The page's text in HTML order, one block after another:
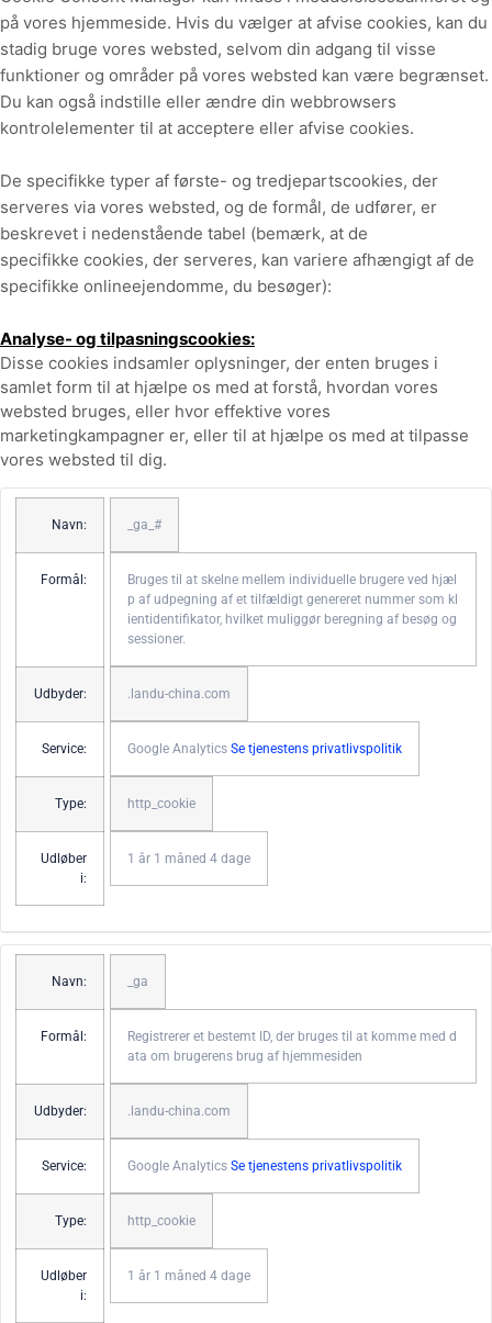
på vores hjemmeside. Hvis du vælger at afvise cookies, kan du
stadig bruge vores websted, selvom din adgang til visse
funktioner og områder på vores websted kan være begrænset.
Du kan også indstille eller ændre din webbrowsers
kontrolelementer til at acceptere eller afvise cookies.
De specifikke typer af første- og tredjepartscookies, der
serveres via vores websted, og de formål, de udfører, er
beskrevet i nedenstående tabel (bemærk, at de
specifikke cookies, der serveres, kan variere afhængigt af de
specifikke onlineejendomme, du besøger):
Analyse- og tilpasningscookies:
Disse cookies indsamler oplysninger, der enten bruges i
samlet form til at hjælpe os med at forstå, hvordan vores
websted bruges, eller hvor effektive vores
marketingkampagner er, eller til at hjælpe os med at tilpasse
vores websted til dig.
Navn: _ga_#
Formål:
Bruges til at skelne mellem individuelle brugere ved hjæl
p af udpegning af et tilfældigt genereret nummer som kl
ientidentifikator, hvilket muliggør beregning af besøg og
sessioner.
Udbyder: .landu-china.com
Service: Google Analytics Se tjenestens privatlivspolitik
Type: http_cookie
Udløber
i:
1 år 1 måned 4 dage
Navn: _ga
Formål:
Registrerer et bestemt ID, der bruges til at komme med d
ata om brugerens brug af hjemmesiden
Udbyder: .landu-china.com
Service: Google Analytics Se tjenestens privatlivspolitik
Type: http_cookie
Udløber
i:
1 år 1 måned 4 dage